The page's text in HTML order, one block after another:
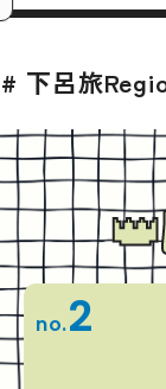
！ # グ
no.2